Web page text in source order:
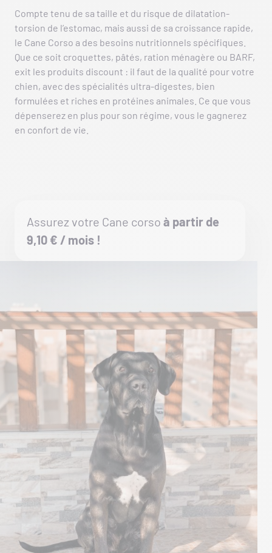
Compte tenu de sa taille et du risque de dilatation-
torsion de l’estomac, mais aussi de sa croissance rapide,
le Cane Corso a des besoins nutritionnels spécifiques.
Que ce soit croquettes, pâtés, ration ménagère ou BARF,
exit les produits discount : il faut de la qualité pour votre
chien, avec des spécialités ultra-digestes, bien
formulées et riches en protéines animales. Ce que vous
dépenserez en plus pour son régime, vous le gagnerez
en confort de vie.
Assurez votre Cane corso à partir de
9,10 € / mois !